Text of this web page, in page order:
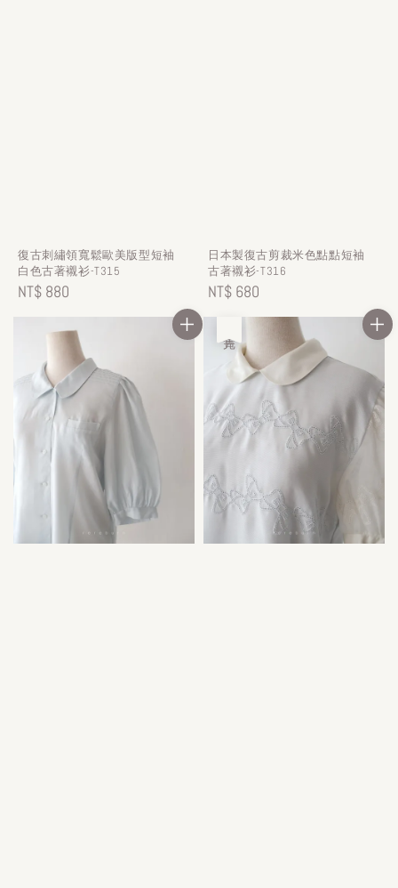
復古刺繡領寬鬆歐美版型短袖
白色古著襯衫-T315
Regular
NT$ 880
日本製復古剪裁米色點點短袖
古著襯衫-T316
Regular
price
NT$ 680